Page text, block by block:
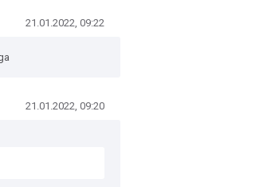
21.01.2022, 09:22
21.01.2022, 09:20